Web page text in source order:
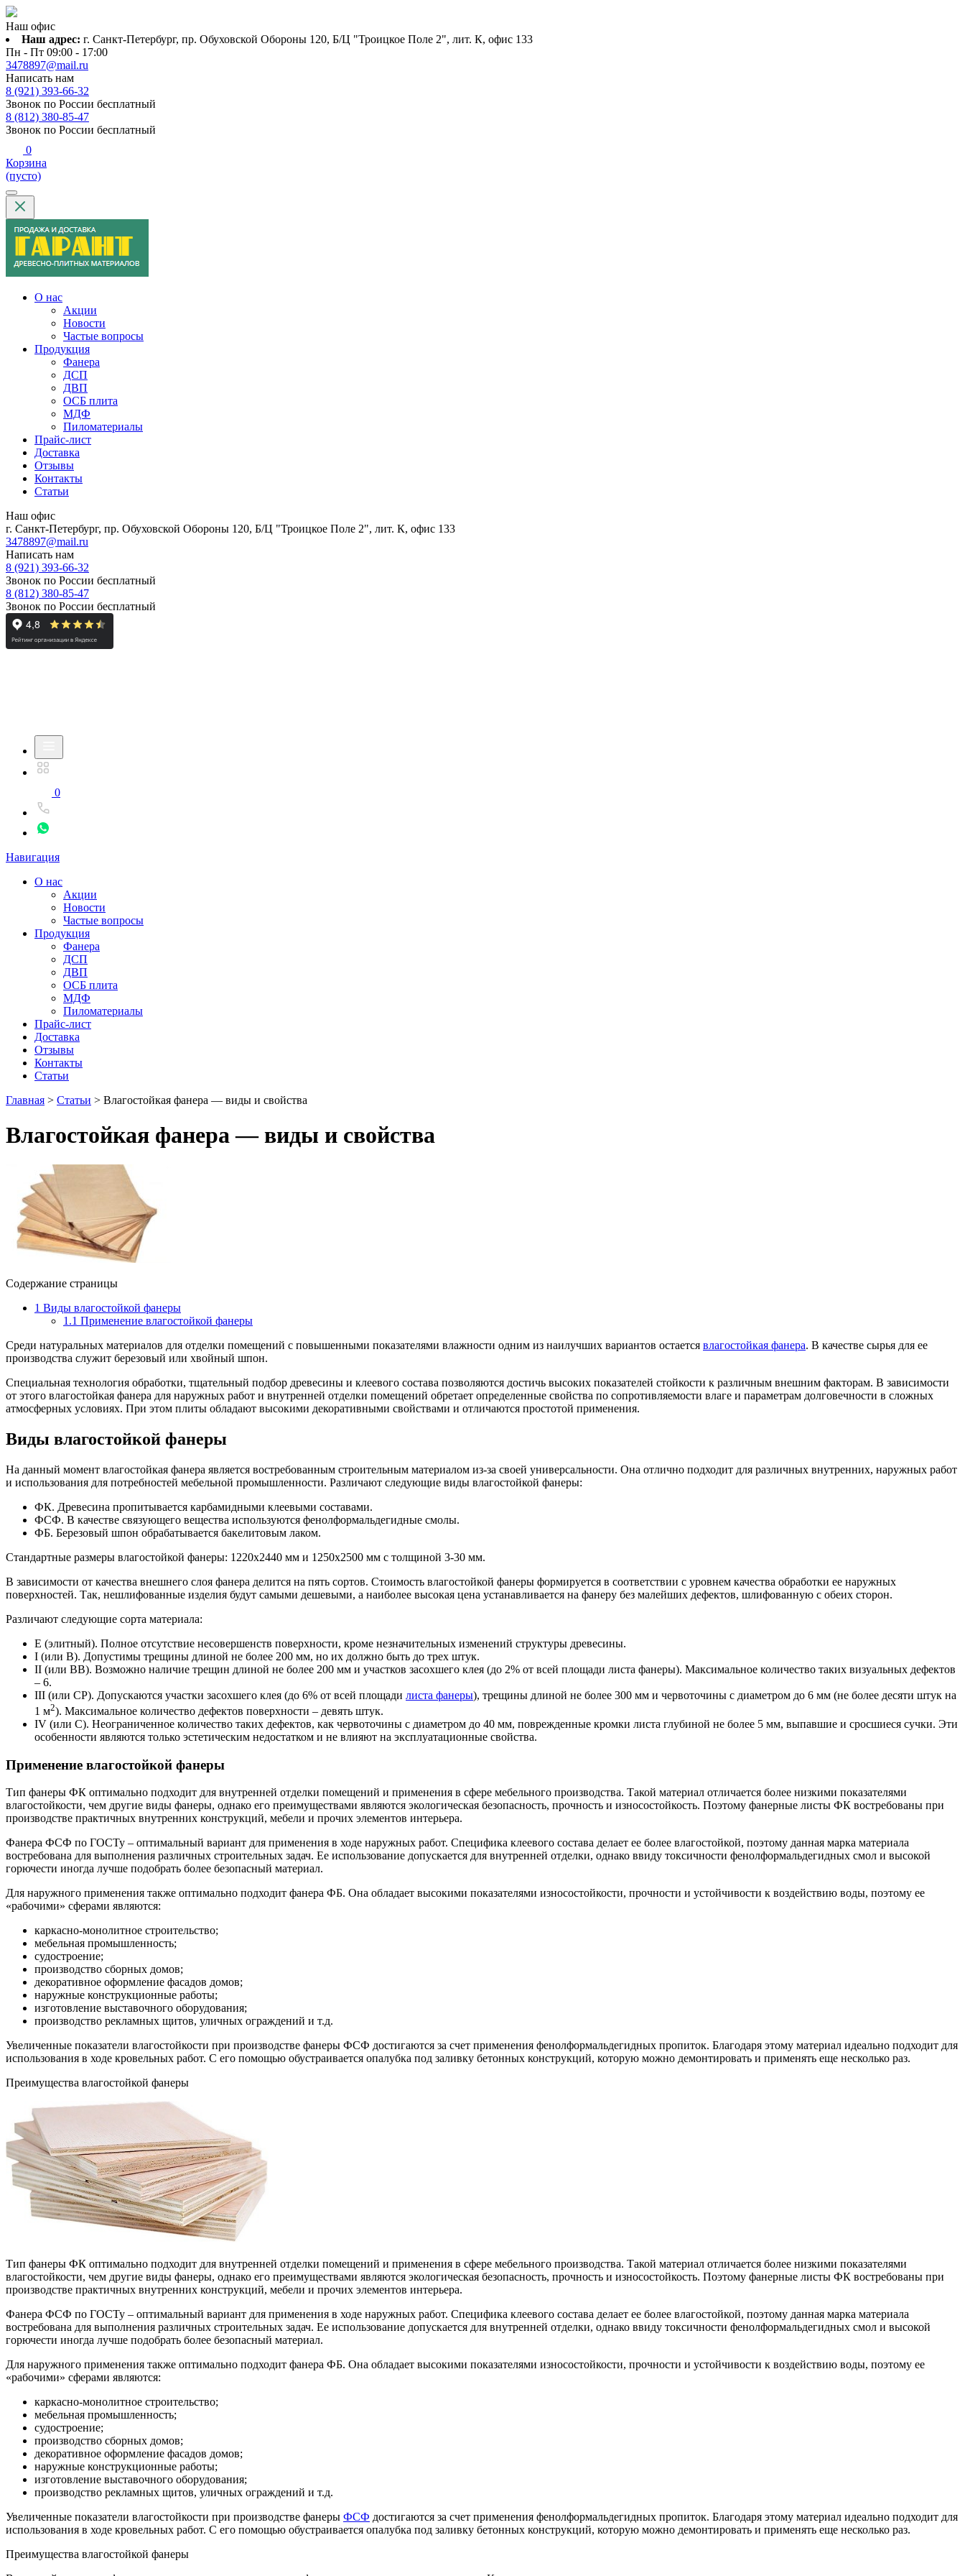
Наш офис
Наш адрес: г. Санкт-Петербург, пр. Обуховской Обороны 120, Б/Ц "Троицкое Поле 2", лит. К, офис 133
Пн - Пт 09:00 - 17:00
3478897@mail.ru
Написать нам
8 (921) 393-66-32
Звонок по России бесплатный
8 (812) 380-85-47
Звонок по России бесплатный
0
Корзина
(пусто)
О нас
Акции
Новости
Частые вопросы
Продукция
Фанера
ДСП
ДВП
ОСБ плита
МДФ
Пиломатериалы
Прайс-лист
Доставка
Отзывы
Контакты
Статьи
Наш офис
г. Санкт-Петербург, пр. Обуховской Обороны 120, Б/Ц "Троицкое Поле 2", лит. К, офис 133
3478897@mail.ru
Написать нам
8 (921) 393-66-32
Звонок по России бесплатный
8 (812) 380-85-47
Звонок по России бесплатный
0
Навигация
О нас
Акции
Новости
Частые вопросы
Продукция
Фанера
ДСП
ДВП
ОСБ плита
МДФ
Пиломатериалы
Прайс-лист
Доставка
Отзывы
Контакты
Статьи
Главная > Статьи > Влагостойкая фанера — виды и свойства
Влагостойкая фанера — виды и свойства
Содержание страницы
1 Виды влагостойкой фанеры
1.1 Применение влагостойкой фанеры
Среди натуральных материалов для отделки помещений с повышенными показателями влажности одним из наилучших вариантов остается влагостойкая фанера. В качестве сырья для ее
производства служит березовый или хвойный шпон.
Специальная технология обработки, тщательный подбор древесины и клеевого состава позволяются достичь высоких показателей стойкости к различным внешним факторам. В зависимости
от этого влагостойкая фанера для наружных работ и внутренней отделки помещений обретает определенные свойства по сопротивляемости влаге и параметрам долговечности в сложных
атмосферных условиях. При этом плиты обладают высокими декоративными свойствами и отличаются простотой применения.
Виды влагостойкой фанеры
На данный момент влагостойкая фанера является востребованным строительным материалом из-за своей универсальности. Она отлично подходит для различных внутренних, наружных работ
и использования для потребностей мебельной промышленности. Различают следующие виды влагостойкой фанеры:
ФК. Древесина пропитывается карбамидными клеевыми составами.
ФСФ. В качестве связующего вещества используются фенолформальдегидные смолы.
ФБ. Березовый шпон обрабатывается бакелитовым лаком.
Стандартные размеры влагостойкой фанеры: 1220х2440 мм и 1250х2500 мм с толщиной 3-30 мм.
В зависимости от качества внешнего слоя фанера делится на пять сортов. Стоимость влагостойкой фанеры формируется в соответствии с уровнем качества обработки ее наружных
поверхностей. Так, нешлифованные изделия будут самыми дешевыми, а наиболее высокая цена устанавливается на фанеру без малейших дефектов, шлифованную с обеих сторон.
Различают следующие сорта материала:
Е (элитный). Полное отсутствие несовершенств поверхности, кроме незначительных изменений структуры древесины.
I (или В). Допустимы трещины длиной не более 200 мм, но их должно быть до трех штук.
II (или ВВ). Возможно наличие трещин длиной не более 200 мм и участков засохшего клея (до 2% от всей площади листа фанеры). Максимальное количество таких визуальных дефектов
– 6.
III (или СР). Допускаются участки засохшего клея (до 6% от всей площади листа фанеры), трещины длиной не более 300 мм и червоточины с диаметром до 6 мм (не более десяти штук на
1 м2). Максимальное количество дефектов поверхности – девять штук.
IV (или С). Неограниченное количество таких дефектов, как червоточины с диаметром до 40 мм, поврежденные кромки листа глубиной не более 5 мм, выпавшие и сросшиеся сучки. Эти
особенности являются только эстетическим недостатком и не влияют на эксплуатационные свойства.
Применение влагостойкой фанеры
Тип фанеры ФК оптимально подходит для внутренней отделки помещений и применения в сфере мебельного производства. Такой материал отличается более низкими показателями
влагостойкости, чем другие виды фанеры, однако его преимуществами являются экологическая безопасность, прочность и износостойкость. Поэтому фанерные листы ФК востребованы при
производстве практичных внутренних конструкций, мебели и прочих элементов интерьера.
Фанера ФСФ по ГОСТу – оптимальный вариант для применения в ходе наружных работ. Специфика клеевого состава делает ее более влагостойкой, поэтому данная марка материала
востребована для выполнения различных строительных задач. Ее использование допускается для внутренней отделки, однако ввиду токсичности фенолформальдегидных смол и высокой
горючести иногда лучше подобрать более безопасный материал.
Для наружного применения также оптимально подходит фанера ФБ. Она обладает высокими показателями износостойкости, прочности и устойчивости к воздействию воды, поэтому ее
«рабочими» сферами являются:
каркасно-монолитное строительство;
мебельная промышленность;
судостроение;
производство сборных домов;
декоративное оформление фасадов домов;
наружные конструкционные работы;
изготовление выставочного оборудования;
производство рекламных щитов, уличных ограждений и т.д.
Увеличенные показатели влагостойкости при производстве фанеры ФСФ достигаются за счет применения фенолформальдегидных пропиток. Благодаря этому материал идеально подходит для
использования в ходе кровельных работ. С его помощью обустраивается опалубка под заливку бетонных конструкций, которую можно демонтировать и применять еще несколько раз.
Преимущества влагостойкой фанеры
Тип фанеры ФК оптимально подходит для внутренней отделки помещений и применения в сфере мебельного производства. Такой материал отличается более низкими показателями
влагостойкости, чем другие виды фанеры, однако его преимуществами являются экологическая безопасность, прочность и износостойкость. Поэтому фанерные листы ФК востребованы при
производстве практичных внутренних конструкций, мебели и прочих элементов интерьера.
Фанера ФСФ по ГОСТу – оптимальный вариант для применения в ходе наружных работ. Специфика клеевого состава делает ее более влагостойкой, поэтому данная марка материала
востребована для выполнения различных строительных задач. Ее использование допускается для внутренней отделки, однако ввиду токсичности фенолформальдегидных смол и высокой
горючести иногда лучше подобрать более безопасный материал.
Для наружного применения также оптимально подходит фанера ФБ. Она обладает высокими показателями износостойкости, прочности и устойчивости к воздействию воды, поэтому ее
«рабочими» сферами являются:
каркасно-монолитное строительство;
мебельная промышленность;
судостроение;
производство сборных домов;
декоративное оформление фасадов домов;
наружные конструкционные работы;
изготовление выставочного оборудования;
производство рекламных щитов, уличных ограждений и т.д.
Увеличенные показатели влагостойкости при производстве фанеры ФСФ достигаются за счет применения фенолформальдегидных пропиток. Благодаря этому материал идеально подходит для
использования в ходе кровельных работ. С его помощью обустраивается опалубка под заливку бетонных конструкций, которую можно демонтировать и применять еще несколько раз.
Преимущества влагостойкой фанеры